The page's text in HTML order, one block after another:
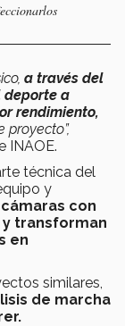
a través del
deporte a
rendimiento,
proyecto”,
INAOE.
técnica del
y
con
transforman
en
similares,
de marcha